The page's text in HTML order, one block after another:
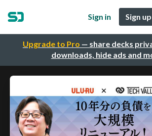
Upgrade to Pro — share decks
downloads, hide ads and
Sign in Sign